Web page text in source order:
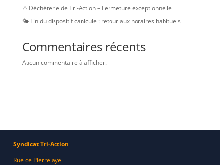
⚠️ Déchèterie de Tri-Action – Fermeture exceptionnelle
🌤️ Fin du dispositif canicule : retour aux horaires habituels
Commentaires récents
Aucun commentaire à afficher.
Syndicat Tri-Action
Rue de Pierrelaye